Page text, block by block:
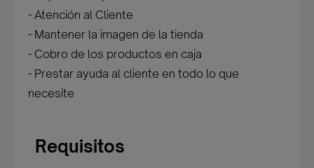
- Atención al Cliente
- Mantener la imagen de la tienda
- Cobro de los productos en caja
- Prestar ayuda al cliente en todo lo que
necesite
Requisitos